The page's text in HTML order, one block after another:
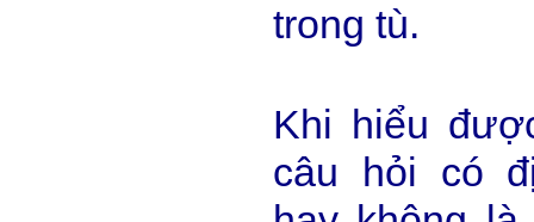
trong tù.
Khi hiểu
câu hỏi có